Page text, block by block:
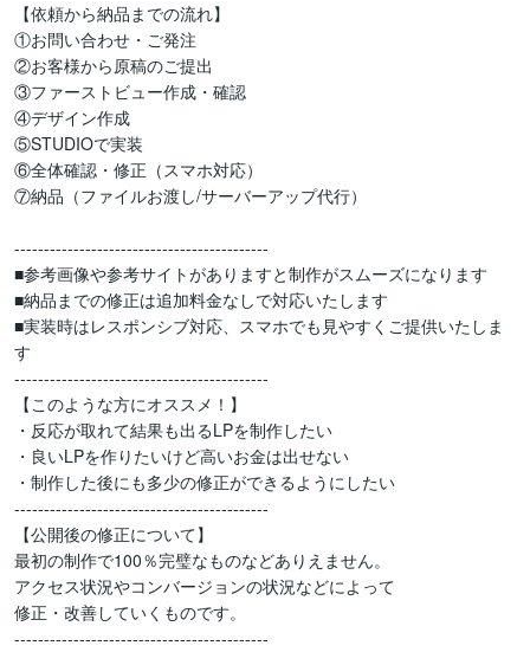
【依頼から納品までの流れ】
①お問い合わせ・ご発注
②お客様から原稿のご提出
③ファーストビュー作成・確認
④デザイン作成
⑤STUDIOで実装
⑥全体確認・修正（スマホ対応）
⑦納品（ファイルお渡し/サーバーアップ代行）
-------------------------------------------
■参考画像や参考サイトがありますと制作がスムーズになります
■納品までの修正は追加料金なしで対応いたします
■実装時はレスポンシブ対応、スマホでも見やすくご提供いたしま
す
-------------------------------------------
【このような方にオススメ！】
・反応が取れて結果も出るLPを制作したい
・良いLPを作りたいけど高いお金は出せない
・制作した後にも多少の修正ができるようにしたい
-------------------------------------------
【公開後の修正について】
最初の制作で100％完璧なものなどありえません。
アクセス状況やコンバージョンの状況などによって
修正・改善していくものです。
-------------------------------------------